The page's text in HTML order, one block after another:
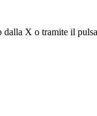
X o tramite il